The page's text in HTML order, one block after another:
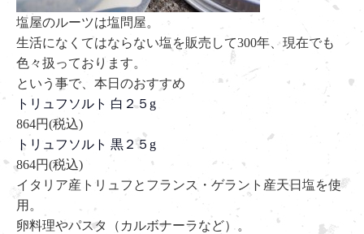
塩屋のルーツは塩問屋。
生活になくてはならない塩を販売して300年、現在でも
色々扱っております。
という事で、本日のおすすめ
トリュフソルト 白２５g
864円(税込)
トリュフソルト 黒２５g
864円(税込)
イタリア産トリュフとフランス・ゲラント産天日塩を使
用。
卵料理やパスタ（カルボナーラなど）。